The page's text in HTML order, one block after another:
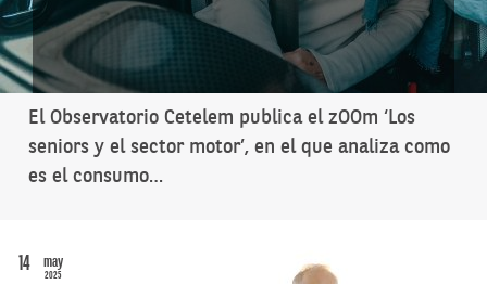
El Observatorio Cetelem publica el zOOm ‘Los
seniors y el sector motor’, en el que analiza como
es el consumo…
14 may
2025